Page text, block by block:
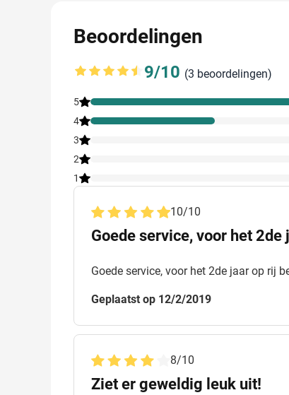
Beoordelingen
Gemiddelde beoordeling: 9 van 10
9/10 (3 beoordelingen)
5
4
3
2
1
10/10
Goede service, voor het
Goede service, voor het 2de jaar op rij
Geplaatst op 12/2/2019
8/10
Ziet er geweldig leuk uit!